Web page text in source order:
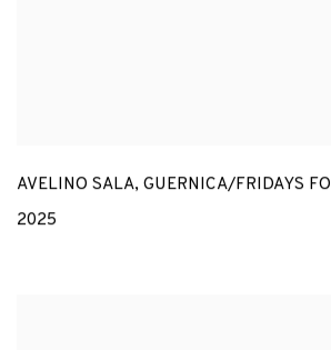
AVELINO SALA, GUERNICA/FRIDAYS
2025